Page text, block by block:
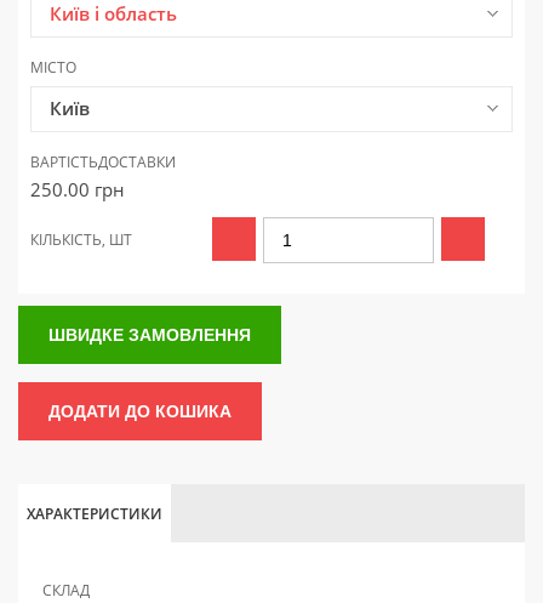
Київ і область
МІСТО
Київ
ВАРТІСТЬДОСТАВКИ
250.00 грн
КІЛЬКІСТЬ, ШТ
ШВИДКЕ ЗАМОВЛЕННЯ
ДОДАТИ ДО КОШИКА
ХАРАКТЕРИСТИКИ
СКЛАД